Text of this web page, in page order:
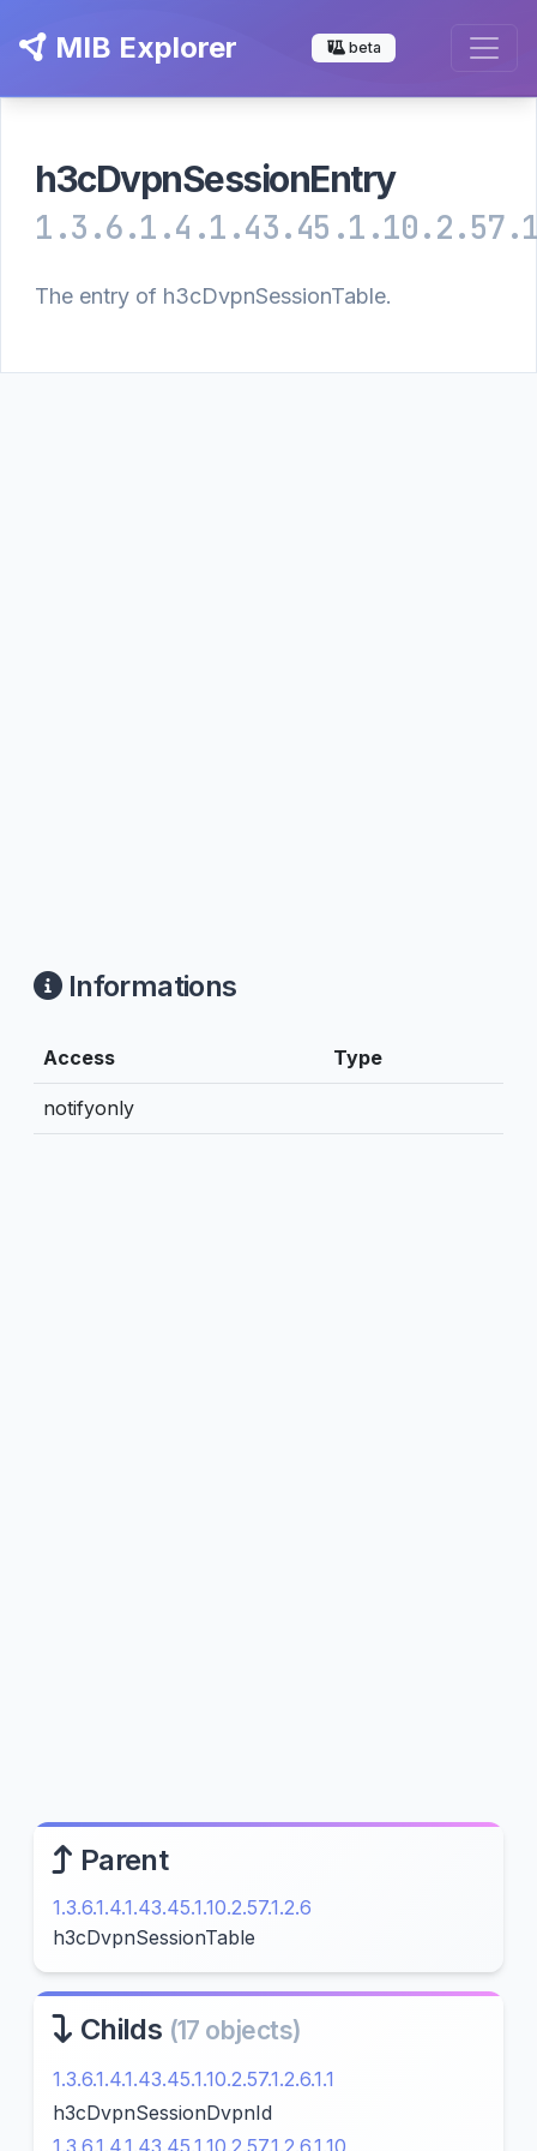
MIB Explorer beta
h3cDvpnSessionEntry
The entry of h3cDvpnSessionTable.
Informations
Access Type
notifyonly
Parent
1.3.6.1.4.1.43.45.1.10.2.57.1.2.6
h3cDvpnSessionTable
Childs (17 objects)
1.3.6.1.4.1.43.45.1.10.2.57.1.2.6.1.1
h3cDvpnSessionDvpnId
1.3.6.1.4.1.43.45.1.10.2.57.1.2.6.1.10